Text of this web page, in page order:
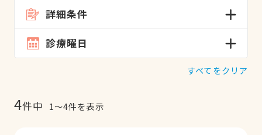
詳細条件
診療曜日
すべてをクリア
4件中 1〜4件を表示